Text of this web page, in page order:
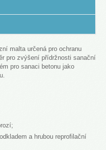
malta určená pro ochranu
pro zvýšení přídržnosti sanační
pro sanaci betonu jako
a hrubou reprofilační